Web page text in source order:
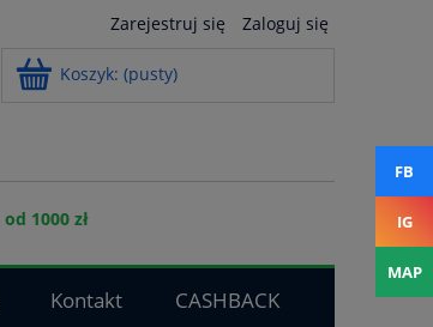
Zarejestruj się Zaloguj się
Koszyk: (pusty)
od 1000 zł
Kontakt
CASHBACK
FB
IG
MAP